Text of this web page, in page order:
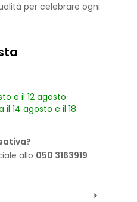
per celebrare ogni
e il 12 agosto
il 14 agosto e il 18
allo 050 3163919